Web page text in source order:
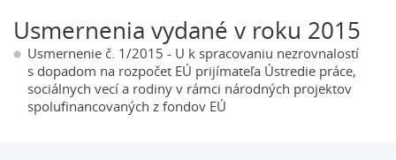
Usmernenia vydané v roku 2015
Usmernenie č. 1/2015 - U k spracovaniu nezrovnalostí
s dopadom na rozpočet EÚ prijímateľa Ústredie práce,
sociálnych vecí a rodiny v rámci národných projektov
spolufinancovaných z fondov EÚ